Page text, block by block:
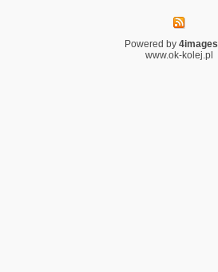
Powered by 4images
www.ok-kolej.pl